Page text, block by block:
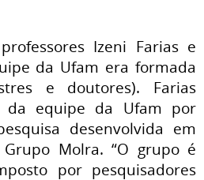
Izeni Farias e
da Ufam era formada
e doutores). Farias
da equipe da Ufam por
desenvolvida em
Molra. “O grupo é
por pesquisadores